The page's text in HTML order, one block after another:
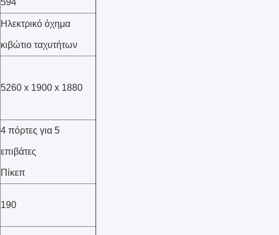
594
Ηλεκτρικό όχημα
κιβώτιο ταχυτήτων
5260 x 1900 x 1880
4 πόρτες για 5
επιβάτες
Πίκεπ
190